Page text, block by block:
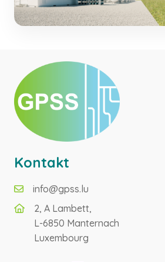
Kontakt
info@gpss.lu
2, A Lambett,
L-6850 Manternach
Luxembourg